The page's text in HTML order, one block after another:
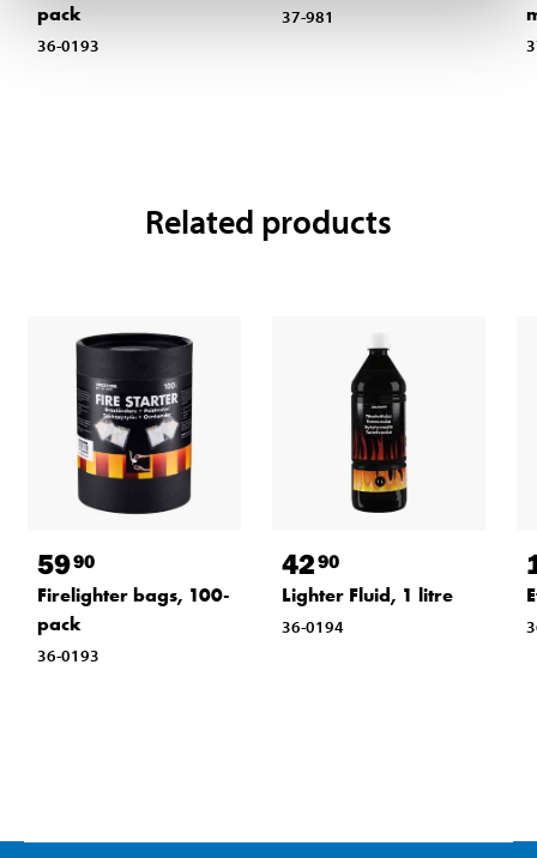
pack
36-0193
37-981
Related products
5990
Firelighter bags, 100-
pack
36-0193
4290
Lighter Fluid, 1 litre
36-0194